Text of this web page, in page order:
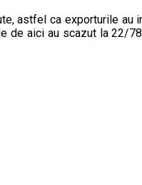
astfel ca exporturile au
de aici au scazut la 22/